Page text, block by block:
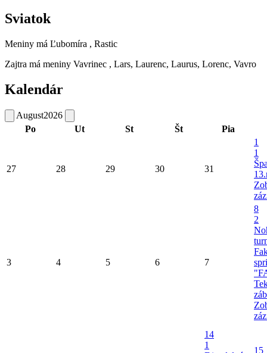
Sviatok
Meniny má Ľubomíra , Rastic
Zajtra má meniny Vavrinec , Lars, Laurenc, Laurus, Lorenc, Vavro
Kalendár
August2026
Po
Ut St Št Pia
27 28 29 30 31
1
1
3 4 5 6 7
8
2
14
1
15